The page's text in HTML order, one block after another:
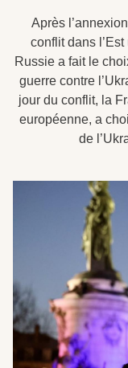
Après
conflit dans
Russie a fait le
guerre contre
jour du conflit, la
européenne, a
de